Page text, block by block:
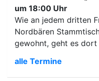
um 18:00 Uhr
Wie an jedem dritten
Nordbären
gewohnt, geht es dort
alle Termine